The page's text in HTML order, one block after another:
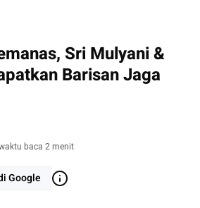
Sri Mulyani &
Barisan Jaga
baca 2 menit
Google